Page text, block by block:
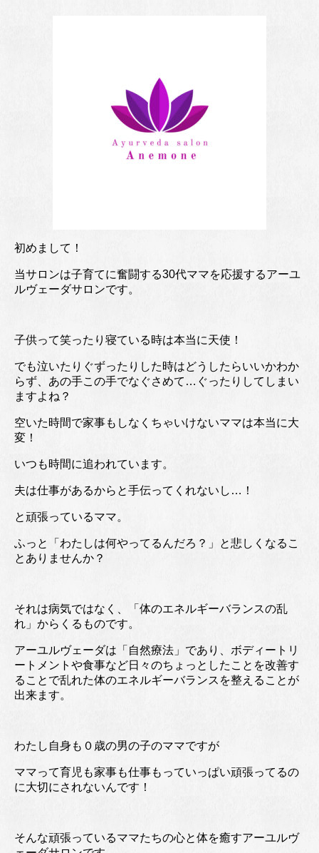
初めまして！
当サロンは子育てに奮闘する30代ママを応援するアーユ
ルヴェーダサロンです。
子供って笑ったり寝ている時は本当に天使！
でも泣いたりぐずったりした時はどうしたらいいかわか
らず、あの手この手でなぐさめて…ぐったりしてしまい
ますよね？
空いた時間で家事もしなくちゃいけないママは本当に大
変！
いつも時間に追われています。
夫は仕事があるからと手伝ってくれないし…！
と頑張っているママ。
ふっと「わたしは何やってるんだろ？」と悲しくなるこ
とありませんか？
それは病気ではなく、「体のエネルギーバランスの乱
れ」からくるものです。
アーユルヴェーダは「自然療法」であり、ボディートリ
ートメントや食事など日々のちょっとしたことを改善す
ることで乱れた体のエネルギーバランスを整えることが
出来ます。
わたし自身も０歳の男の子のママですが
ママって育児も家事も仕事もっていっぱい頑張ってるの
に大切にされないんです！
そんな頑張っているママたちの心と体を癒すアーユルヴ